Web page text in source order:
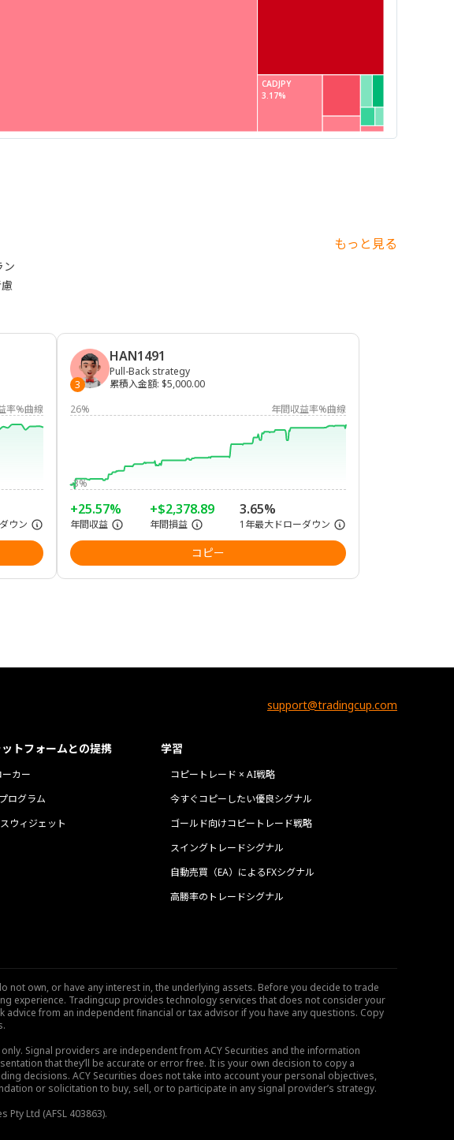
CADJPY
3.17%
もっと見る
ン
率%曲線
ウン
3
HAN1491
Pull-Back strategy
累積入金額: $5,000.00
26%
年間収益率%曲線
-3%
+25.57%
年間収益
+$2,378.89
年間損益
3.65%
1年最大ドローダウン
コピー
support@tradingcup.com
トフォームとの提携
ーカー
ログラム
ウィジェット
学習
コピートレード × AI戦略
今すぐコピーしたい優良シグナル
ゴールド向けコピートレード戦略
スイングトレードシグナル
自動売買（EA）によるFXシグナル
高勝率のトレードシグナル
not own, or have any interest in, the underlying assets. Before you decide to trade
experience. Tradingcup provides technology services that does not consider your
from an independent financial or tax advisor if you have any questions. Copy
Signal providers are independent from ACY Securities and the information
that they’ll be accurate or error free. It is your own decision to copy a
decisions. ACY Securities does not take into account your personal objectives,
or solicitation to buy, sell, or to participate in any signal provider’s strategy.
Pty Ltd (AFSL 403863).